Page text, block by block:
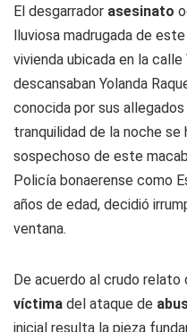
El desgarrador asesinato
lluviosa madrugada de
vivienda ubicada en la
descansaban Yolanda
conocida por sus
tranquilidad de la noche se
sospechoso de este
Policía bonaerense como
años de edad, decidió
ventana.
De acuerdo al crudo relato
víctima del ataque de
inicial resulta la pieza